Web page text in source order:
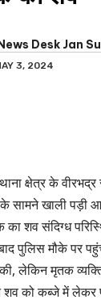
News Desk Jan
3, 2024
क्षेत्र के वीरभद्र
सामने खाली पड़ी
शव संदिग्ध
पुलिस मौके पर
लेकिन मृतक
को कब्जे में लेकर